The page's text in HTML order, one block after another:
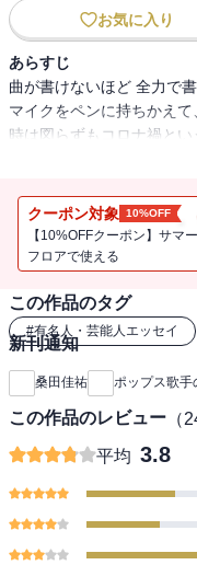
お気に入り
あらすじ
曲が書けないほど 全力で
マイクをペンに持ちかえて
時は図らずもコロナ禍とい
「週刊文春」というステ
サザンオールスターズの
走り続ける桑田佳祐が、
とを言っておきたい！」
これまで音楽のこと以外
明かす、自身の原点や現代
での少年時代や家族との絆
い出、プロレスやボウリン
る日本の現状への憂いや、
が率直に綴られています。
もちろん音楽についても
ザ・ビートルズやエリッ
敬の念や、佐野元春や内田
る日本のミュージシャンた
トスタッフへの感謝の想
クーポン対象 10%OFF
【10%OFFクーポン】サマ
フロアで使える
この作品のタグ
#有名人・芸能人エッセイ
新刊通知
桑田佳祐 ポップス歌手
この作品のレビュー （
平均 3.8